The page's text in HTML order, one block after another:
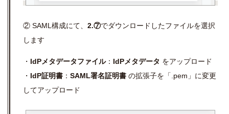
② SAML構成にて、 2.⑦でダウンロードしたファイルを選択
します
・ IdPメタデータファイル： IdPメタデータ をアップロード
・ IdP証明書 ： SAML署名証明書 の拡張子を「.pem」に変更
してアップロード